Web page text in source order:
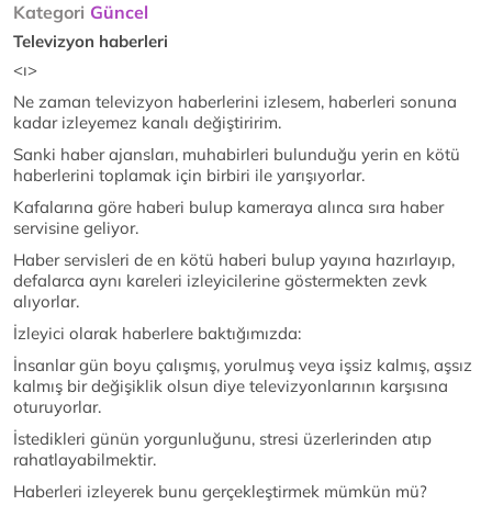
Kategori Güncel
Televizyon haberleri
<ı>
Ne zaman televizyon haberlerini izlesem, haberleri sonuna
kadar izleyemez kanalı değiştiririm.
Sanki haber ajansları, muhabirleri bulunduğu yerin en kötü
haberlerini toplamak için birbiri ile yarışıyorlar.
Kafalarına göre haberi bulup kameraya alınca sıra haber
servisine geliyor.
Haber servisleri de en kötü haberi bulup yayına hazırlayıp,
defalarca aynı kareleri izleyicilerine göstermekten zevk
alıyorlar.
İzleyici olarak haberlere baktığımızda:
İnsanlar gün boyu çalışmış, yorulmuş veya işsiz kalmış, aşsız
kalmış bir değişiklik olsun diye televizyonlarının karşısına
oturuyorlar.
İstedikleri günün yorgunluğunu, stresi üzerlerinden atıp
rahatlayabilmektir.
Haberleri izleyerek bunu gerçekleştirmek mümkün mü?